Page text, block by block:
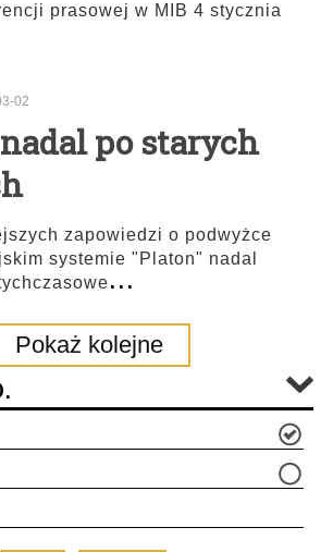
prasowej w MIB 4 stycznia
02
po starych
zapowiedzi o podwyżce
systemie "Platon" nadal
...
Pokaż kolejne